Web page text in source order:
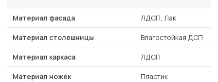
Материал фасада ЛДСП, Лак
Материал столешницы Влагостойкая ДСП
Материал каркаса ЛДСП
Материал ножек Пластик